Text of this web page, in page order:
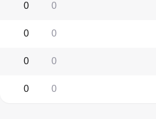
0
0
0
0
0
0
0
0